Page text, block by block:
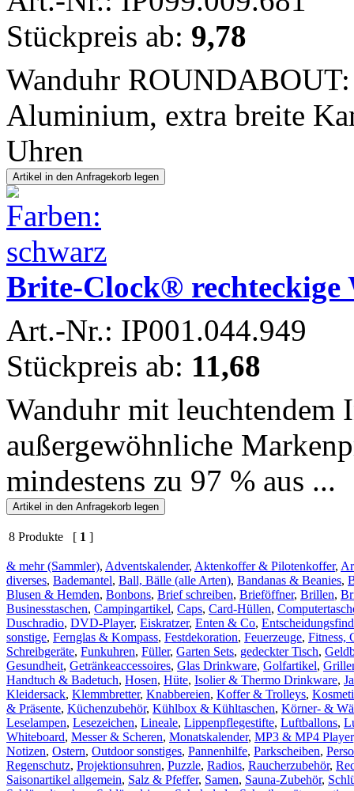
Stückpreis ab: 9,78
Wanduhr
Aluminium, extra breite
Uhren
Brite-Clock® rechteckige
Art.-Nr.: IP001.044.949
Stückpreis ab: 11,68
Wanduhr mit
außergewöhnliche
mindestens zu 97 % aus ...
8 Produkte [ 1 ]
& mehr (Sammler), Adventskalender, Aktenkoffer & Pilotenkoffer,
diverses, Bademantel, Ball, Bälle (alle Arten), Bandanas & Beanies,
Blusen & Hemden, Bonbons, Brief schreiben, Brieföffner, Brillen,
Businesstaschen, Campingartikel, Caps, Card-Hüllen,
Duschradio, DVD-Player, Eiskratzer, Enten & Co,
sonstige, Fernglas & Kompass, Festdekoration, Feuerzeuge, Fitness,
Schreibgeräte, Funkuhren, Füller, Garten Sets, gedeckter Tisch,
Gesundheit, Getränkeaccessoires, Glas Drinkware, Golfartikel,
Handtuch & Badetuch, Hosen, Hüte, Isolier & Thermo Drinkware,
Kleidersack, Klemmbretter, Knabbereien, Koffer & Trolleys,
& Präsente, Küchenzubehör, Kühlbox & Kühltaschen, Körner- &
Leselampen, Lesezeichen, Lineale, Lippenpflegestifte, Luftballons,
Whiteboard, Messer & Scheren, Monatskalender, MP3 & MP4 Player
Notizen, Ostern, Outdoor sonstiges, Pannenhilfe, Parkscheiben,
Regenschutz, Projektionsuhren, Puzzle, Radios, Raucherzubehör,
Saisonartikel allgemein, Salz & Pfeffer, Samen, Sauna-Zubehör,